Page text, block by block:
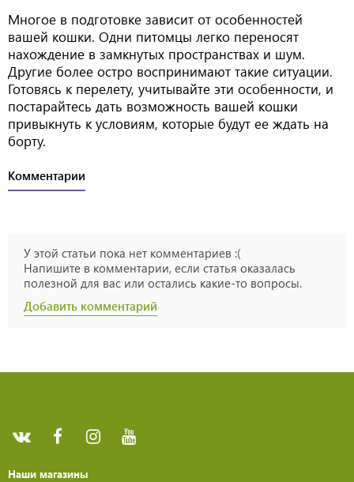
Многое в подготовке зависит от особенностей
вашей кошки. Одни питомцы легко переносят
нахождение в замкнутых пространствах и шум.
Другие более остро воспринимают такие ситуации.
Готовясь к перелету, учитывайте эти особенности, и
постарайтесь дать возможность вашей кошки
привыкнуть к условиям, которые будут ее ждать на
борту.
Комментарии
У этой статьи пока нет комментариев :(
Напишите в комментарии, если статья оказалась
полезной для вас или остались какие-то вопросы.
Добавить комментарий
Наши магазины